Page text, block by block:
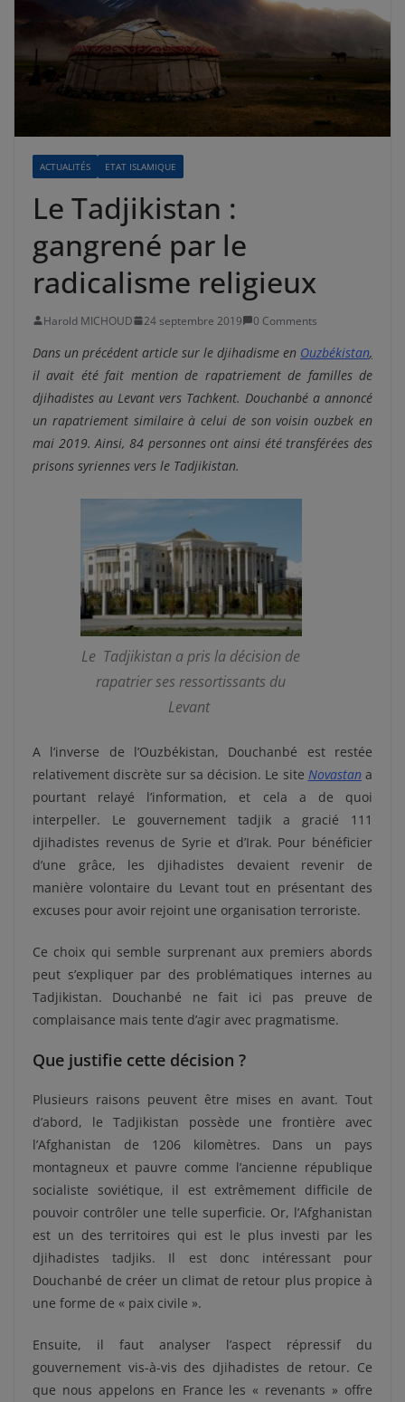
ACTUALITÉS ETAT ISLAMIQUE
Le Tadjikistan :
gangrené par le
radicalisme religieux
Harold MICHOUD 24 septembre 2019 0 Comments
Dans un précédent article sur le djihadisme en Ouzbékistan,
il avait été fait mention de rapatriement de familles de
djihadistes au Levant vers Tachkent. Douchanbé a annoncé
un rapatriement similaire à celui de son voisin ouzbek en
mai 2019. Ainsi, 84 personnes ont ainsi été transférées des
prisons syriennes vers le Tadjikistan.
Le Tadjikistan a pris la décision de
rapatrier ses ressortissants du
Levant
A l’inverse de l’Ouzbékistan, Douchanbé est restée
relativement discrète sur sa décision. Le site Novastan a
pourtant relayé l’information, et cela a de quoi
interpeller. Le gouvernement tadjik a gracié 111
djihadistes revenus de Syrie et d’Irak. Pour bénéficier
d’une grâce, les djihadistes devaient revenir de
manière volontaire du Levant tout en présentant des
excuses pour avoir rejoint une organisation terroriste.
Ce choix qui semble surprenant aux premiers abords
peut s’expliquer par des problématiques internes au
Tadjikistan. Douchanbé ne fait ici pas preuve de
complaisance mais tente d’agir avec pragmatisme.
Que justifie cette décision ?
Plusieurs raisons peuvent être mises en avant. Tout
d’abord, le Tadjikistan possède une frontière avec
l’Afghanistan de 1206 kilomètres. Dans un pays
montagneux et pauvre comme l’ancienne république
socialiste soviétique, il est extrêmement difficile de
pouvoir contrôler une telle superficie. Or, l’Afghanistan
est un des territoires qui est le plus investi par les
djihadistes tadjiks. Il est donc intéressant pour
Douchanbé de créer un climat de retour plus propice à
une forme de « paix civile ».
Ensuite, il faut analyser l’aspect répressif du
gouvernement vis-à-vis des djihadistes de retour. Ce
que nous appelons en France les « revenants » offre